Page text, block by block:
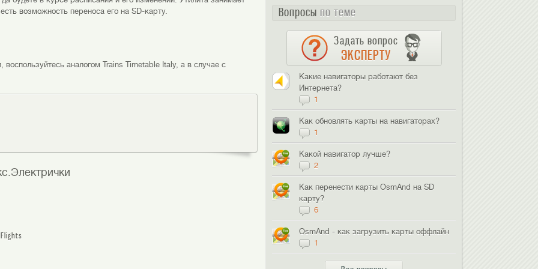
возможность переноса его на SD-карту.
аналогом Trains Timetable Italy, а в случае с
Вопросы по теме
Задать вопрос
ЭКСПЕРТУ
Какие навигаторы работают без
Интернета?
1
Как обновлять карты на навигаторах?
1
Какой навигатор лучше?
2
Как перенести карты OsmAnd на SD
карту?
6
OsmAnd - как загрузить карты оффлайн
1